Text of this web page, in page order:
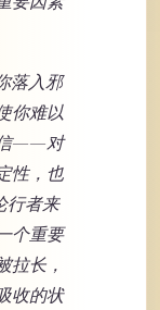
落入邪
你难以
信——对
性，也
行者来
个重要
拉长，
收的状